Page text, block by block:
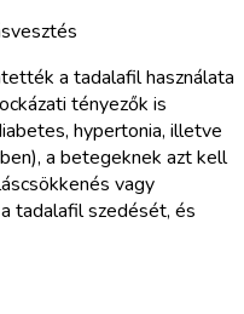
a tadalafil használata
tényezők is
hypertonia, illetve
a betegeknek azt kell
vagy
tadalafil szedését, és